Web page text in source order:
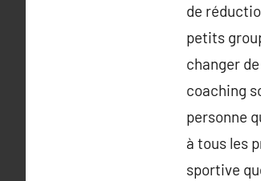
de
petits
changer
coaching
personne
à tous les
sportive